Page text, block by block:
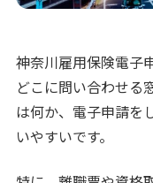
神奈川雇用保険電子
どこに問い合わせる
は何か、電子申請を
いやすいです。